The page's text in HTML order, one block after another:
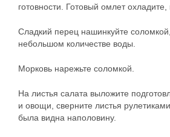
готовности. Готовый омлет охладите,
Сладкий перец нашинкуйте
небольшом количестве воды.
Морковь нарежьте соломкой.
На листья салата выложите
и овощи, сверните листья
была видна наполовину.